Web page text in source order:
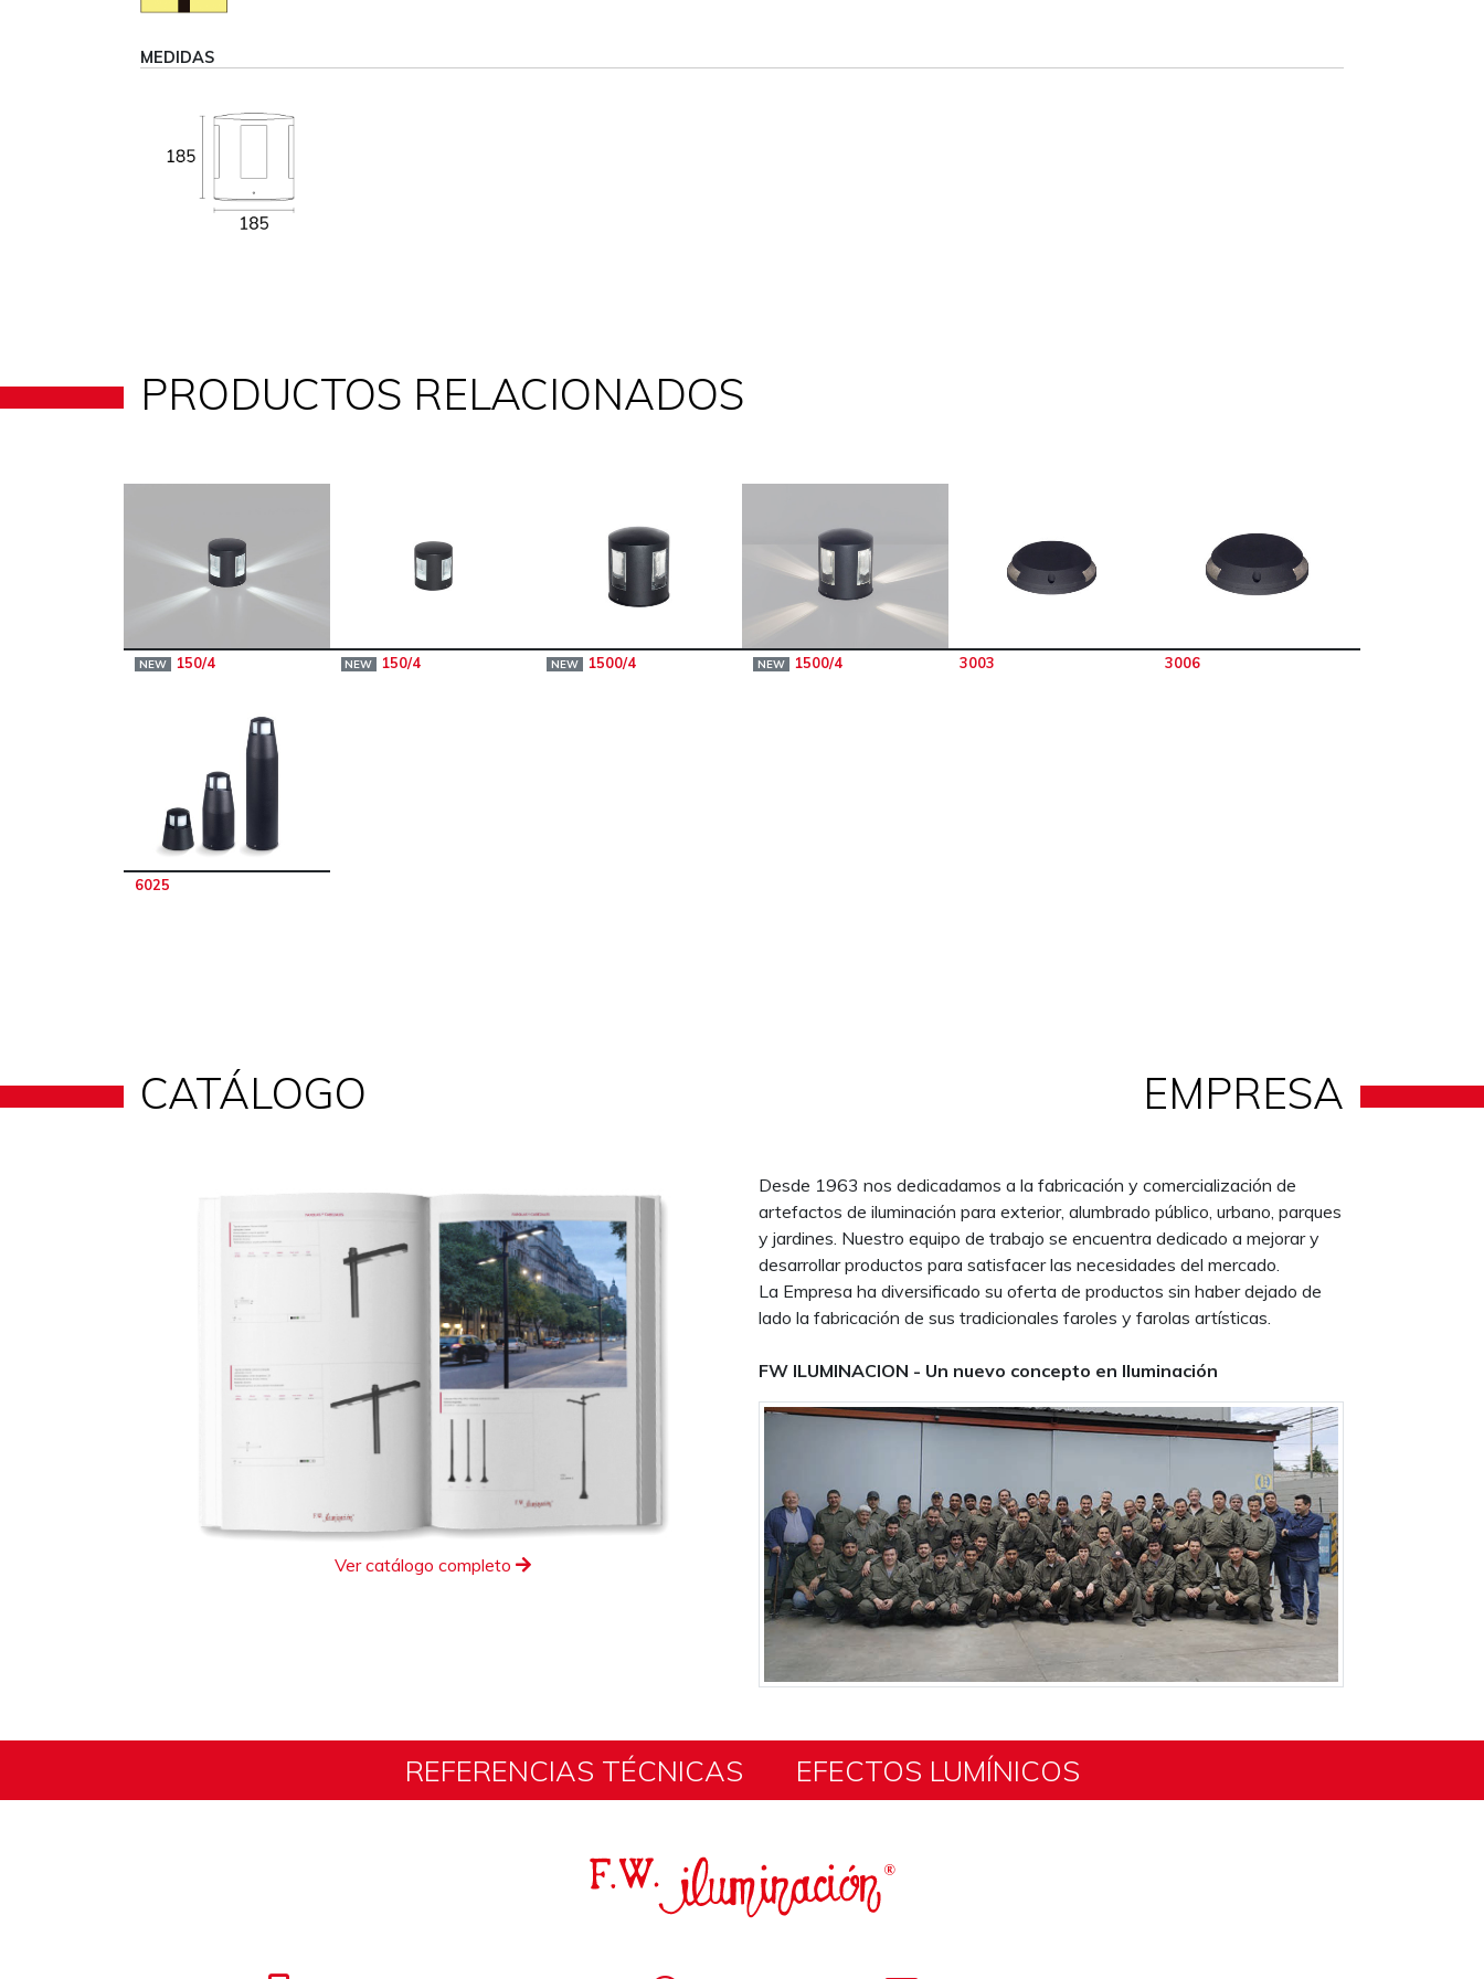
MEDIDAS
PRODUCTOS RELACIONADOS
NEW 150/4 NEW 150/4 NEW 1500/4 NEW 1500/4 3003 3006
6025
CATÁLOGO
Ver catálogo completo
EMPRESA
Desde 1963 nos dedicadamos a la fabricación y comercialización de
artefactos de iluminación para exterior, alumbrado público, urbano, parques
y jardines. Nuestro equipo de trabajo se encuentra dedicado a mejorar y
desarrollar productos para satisfacer las necesidades del mercado.
La Empresa ha diversificado su oferta de productos sin haber dejado de
lado la fabricación de sus tradicionales faroles y farolas artísticas.
FW ILUMINACION - Un nuevo concepto en Iluminación
REFERENCIAS TÉCNICAS EFECTOS LUMÍNICOS